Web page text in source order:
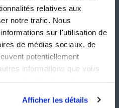
relatives aux
notre trafic. Nous
sur l'utilisation de
de médias sociaux, de
potentiellement
informations que vous
Afficher les détails
Contactez-nous